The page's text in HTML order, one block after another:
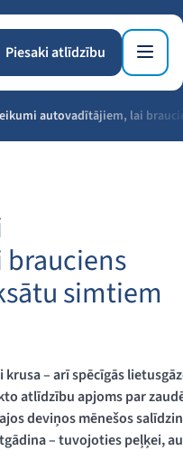
Piesaki atlīdzību
autovadītājiem, lai
simtiem
– arī spēcīgās
atlīdzību apjoms par
deviņos mēnešos
– tuvojoties peļķei,